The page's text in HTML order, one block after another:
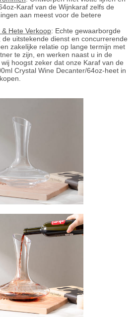
Karaf van de Wijnkaraf zelfs de
aan meest voor de betere
Hete Verkoop: Echte gewaarborgde
uitstekende dienst en concurrerende
zakelijke relatie op lange termijn met
te zijn, en werken naast u in de
hoogst zeker dat onze Karaf van de
Crystal Wine Decanter/64oz-heet in